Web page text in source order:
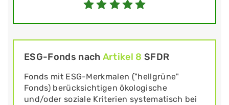
ESG-Fonds nach Artikel 8 SFDR
Fonds mit ESG-Merkmalen ("hellgrüne"
Fonds) berücksichtigen ökologische
und/oder soziale Kriterien systematisch bei